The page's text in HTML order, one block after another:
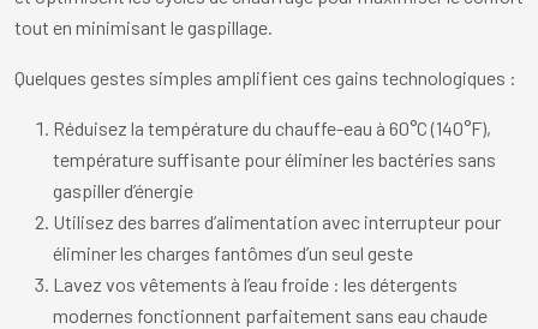
tout en minimisant le gaspillage.
Quelques gestes simples amplifient ces gains technologiques :
Réduisez la température du chauffe-eau à 60°C (140°F),
température suffisante pour éliminer les bactéries sans
gaspiller d’énergie
Utilisez des barres d’alimentation avec interrupteur pour
éliminer les charges fantômes d’un seul geste
Lavez vos vêtements à l’eau froide : les détergents
modernes fonctionnent parfaitement sans eau chaude